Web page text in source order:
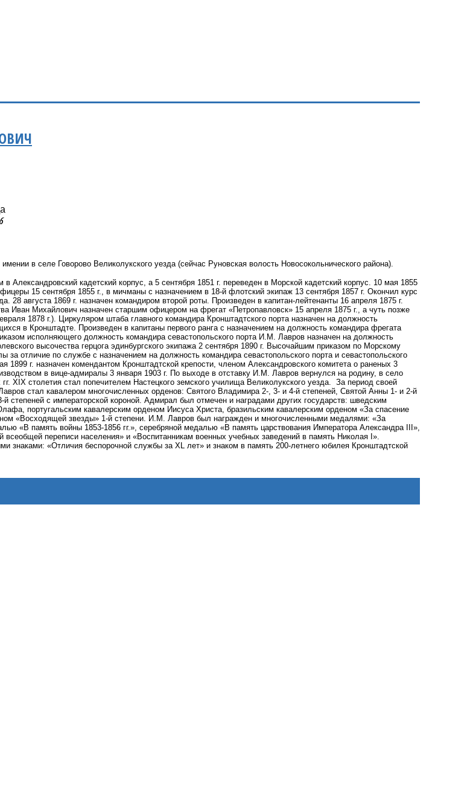
в селе Говорово Великолукского уезда (сейчас Руновская волость Новосокольнического района).
в Александровский кадетский корпус, а 5 сентября 1851 г. переведен в Морской кадетский корпус. 10 мая 1855
15 сентября 1855 г., в мичманы с назначением в 18-й флотский экипаж 13 сентября 1857 г. Окончил курс
28 августа 1869 г. назначен командиром второй роты. Произведен в капитан-лейтенанты 16 апреля 1875 г.
Иван Михайлович назначен старшим офицером на фрегат «Петропавловск» 15 апреля 1875 г., а чуть позже
1878 г.). Циркуляром штаба главного командира Кронштадтского порта назначен на должность
в Кронштадте. Произведен в капитаны первого ранга с назначением на должность командира фрегата
исполняющего должность командира севастопольского порта И.М. Лавров назначен на должность
высочества герцога эдинбургского экипажа 2 сентября 1890 г. Высочайшим приказом по Морскому
за отличие по службе с назначением на должность командира севастопольского порта и севастопольского
1899 г. назначен комендантом Кронштадтской крепости, членом Александровского комитета о раненых 3
в вице-адмиралы 3 января 1903 г. По выходе в отставку И.М. Лавров вернулся на родину, в село
XIX столетия стал попечителем Настецкого земского училища Великолукского уезда.
За период своей
стал кавалером многочисленных орденов: Святого Владимира 2-, 3- и 4-й степеней, Святой Анны 1- и 2-й
й степеней с императорской короной. Адмирал был отмечен и наградами других государств: шведским
португальским кавалерским орденом Иисуса Христа, бразильским кавалерским орденом «За спасение
«Восходящей звезды» 1-й степени. И.М. Лавров был награжден и многочисленными медалями: «За
«В память войны 1853-1856 гг.», серебряной медалью «В память царствования Императора Александра III»,
переписи населения» и «Воспитанникам военных учебных заведений в память Николая I».
знаками: «Отличия беспорочной службы за XL лет» и знаком в память 200-летнего юбилея Кронштадтской